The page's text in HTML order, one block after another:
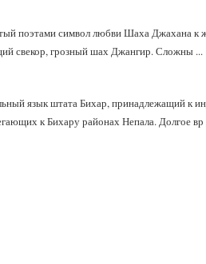
поэтами символ любви Шаха Джахана
свекор, грозный шах Джангир. Сложны ...
язык штата Бихар, принадлежащий к
к Бихару районах Непала. Долгое вр